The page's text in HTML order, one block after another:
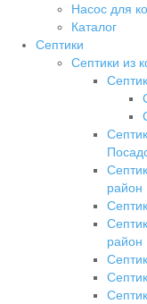
Насос для
Каталог
Септики
Септики из
район
район